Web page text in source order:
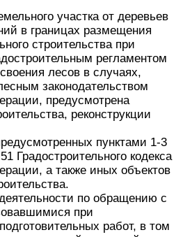
участка от деревьев
в границах размещения
строительства при
регламентом
лесов в случаях,
законодательством
предусмотрена
реконструкции
пунктами 1-3
Градостроительного кодекса
а также иных объектов
по обращению с
при
работ, в том